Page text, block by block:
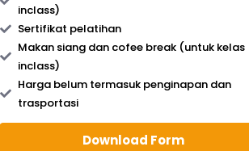
inclass)
Sertifikat pelatihan
Makan siang dan cofee break (untuk kelas
inclass)
Harga belum termasuk penginapan dan
trasportasi
Download Form